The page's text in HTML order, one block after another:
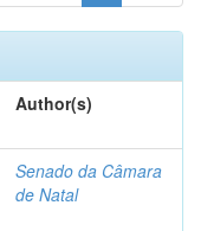
Author(s)
Senado da Câmara
de Natal